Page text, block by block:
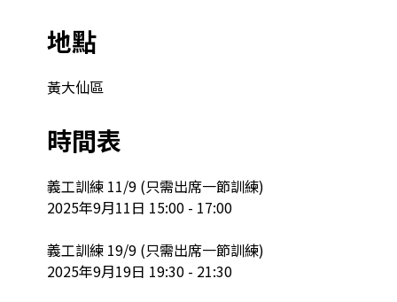
地點
黃大仙區
時間表
義工訓練 11/9 (只需出席一節訓練)
2025年9月11日 15:00 - 17:00
義工訓練 19/9 (只需出席一節訓練)
2025年9月19日 19:30 - 21:30